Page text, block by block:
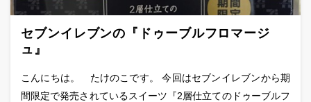
セブンイレブンの『ドゥーブルフロマージ
ュ』
こんにちは。 たけのこです。 今回はセブンイレブンから期
間限定で発売されているスイーツ『2層仕立てのドゥーブルフ